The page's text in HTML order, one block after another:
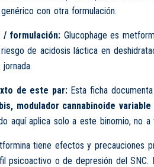
con otra formulación.
/ formulación: Glucophage es
de acidosis láctica en
de este par:Esta ficha
modulador cannabinoide variable
aquí aplica solo a este binomio, no
tiene efectos y precauciones
psicoactivo o de depresión del